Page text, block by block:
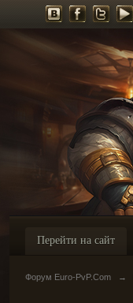
Перейти на сайт
Форум Euro-PvP.Com →